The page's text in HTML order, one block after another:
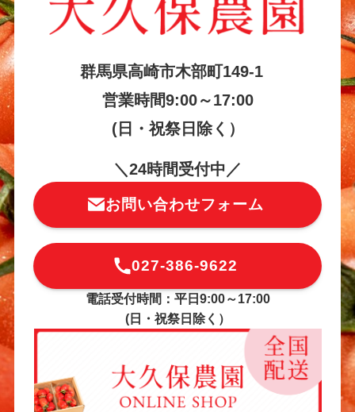
群馬県高崎市木部町149-1
営業時間9:00～17:00
(日・祝祭日除く）
＼24時間受付中／
お問い合わせフォーム
027-386-9622
電話受付時間：平日9:00～17:00
(日・祝祭日除く）